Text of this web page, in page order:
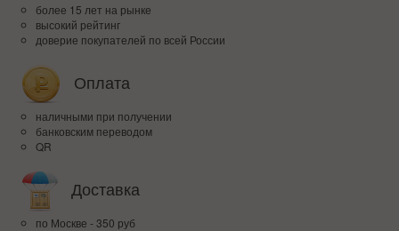
более 15 лет на рынке
высокий рейтинг
доверие покупателей по всей России
Оплата
наличными при получении
банковским переводом
QR
Доставка
по Москве - 350 руб